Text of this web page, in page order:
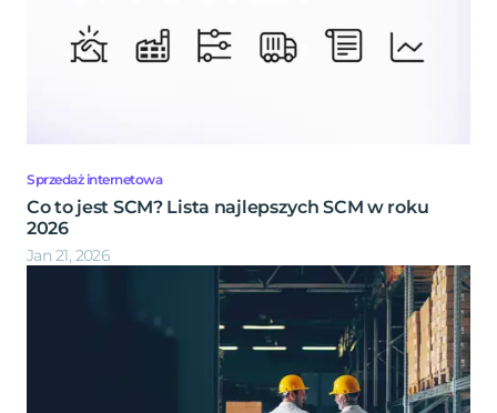
Sprzedaż internetowa
Co to jest SCM? Lista najlepszych SCM w roku
2026
Jan 21, 2026